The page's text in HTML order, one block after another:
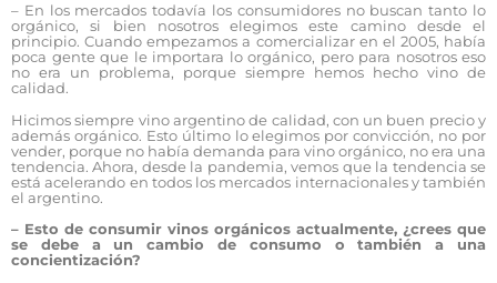
– En los mercados todavía los consumidores no buscan tanto lo
orgánico, si bien nosotros elegimos este camino desde el
principio. Cuando empezamos a comercializar en el 2005, había
poca gente que le importara lo orgánico, pero para nosotros eso
no era un problema, porque siempre hemos hecho vino de
calidad.
Hicimos siempre vino argentino de calidad, con un buen precio y
además orgánico. Esto último lo elegimos por convicción, no por
vender, porque no había demanda para vino orgánico, no era una
tendencia. Ahora, desde la pandemia, vemos que la tendencia se
está acelerando en todos los mercados internacionales y también
el argentino.
– Esto de consumir vinos orgánicos actualmente, ¿crees que
se debe a un cambio de consumo o también a una
concientización?